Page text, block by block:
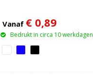
Vanaf € 0,89
Bedrukt in circa 10 werkdagen